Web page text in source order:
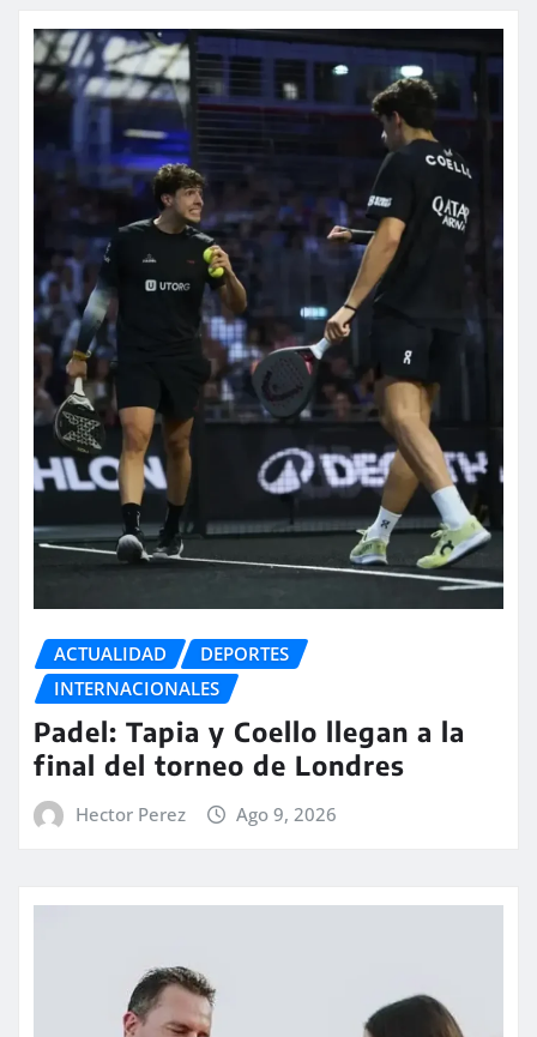
ACTUALIDAD
DEPORTES
INTERNACIONALES
Padel: Tapia y Coello llegan a la
final del torneo de Londres
Hector Perez Ago 9, 2026